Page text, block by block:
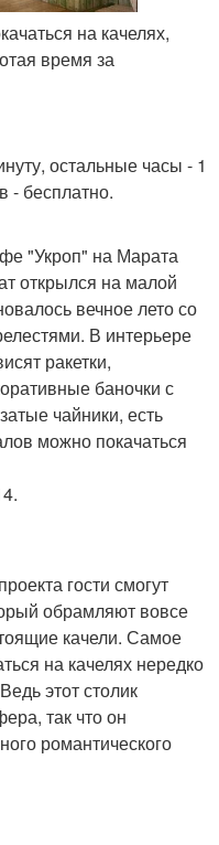
на качелях,
время за
остальные часы - 1
- бесплатно.
"Укроп" на Марата
открылся на малой
вечное лето со
В интерьере
ракетки,
баночки с
чайники, есть
можно покачаться
гости смогут
обрамляют вовсе
качели. Самое
на качелях нередко
этот столик
так что он
романтического